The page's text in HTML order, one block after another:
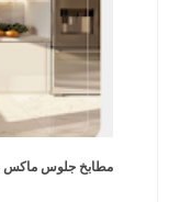
مطابخ جلوس ماكس